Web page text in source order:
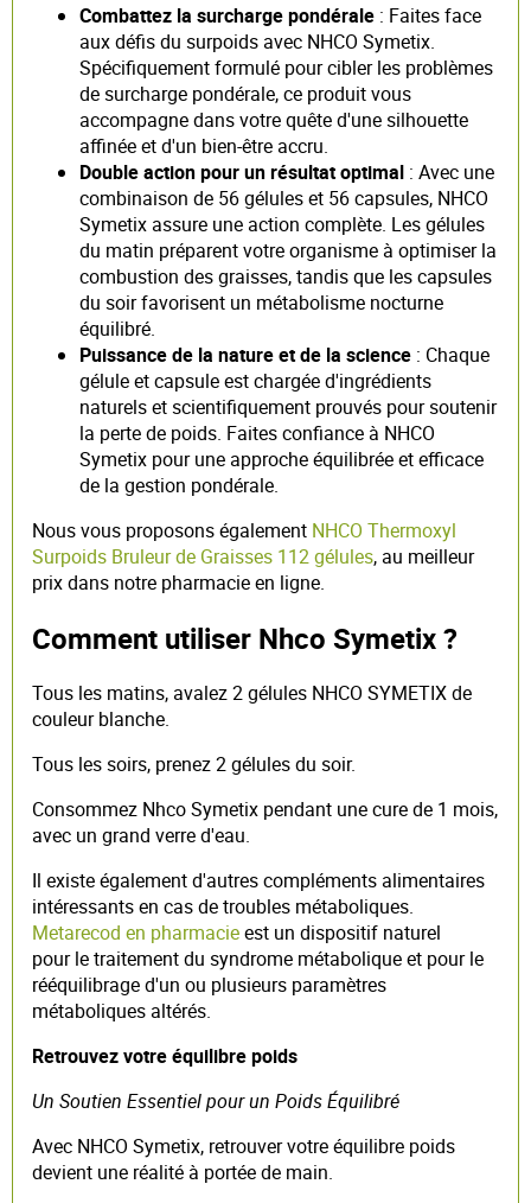
Combattez la surcharge pondérale : Faites face
aux défis du surpoids avec NHCO Symetix.
Spécifiquement formulé pour cibler les problèmes
de surcharge pondérale, ce produit vous
accompagne dans votre quête d'une silhouette
affinée et d'un bien-être accru.
Double action pour un résultat optimal : Avec une
combinaison de 56 gélules et 56 capsules, NHCO
Symetix assure une action complète. Les gélules
du matin préparent votre organisme à optimiser la
combustion des graisses, tandis que les capsules
du soir favorisent un métabolisme nocturne
équilibré.
Puissance de la nature et de la science : Chaque
gélule et capsule est chargée d'ingrédients
naturels et scientifiquement prouvés pour soutenir
la perte de poids. Faites confiance à NHCO
Symetix pour une approche équilibrée et efficace
de la gestion pondérale.
Nous vous proposons également NHCO Thermoxyl
Surpoids Bruleur de Graisses 112 gélules, au meilleur
prix dans notre pharmacie en ligne.
Comment utiliser Nhco Symetix ?
Tous les matins, avalez 2 gélules NHCO SYMETIX de
couleur blanche.
Tous les soirs, prenez 2 gélules du soir.
Consommez Nhco Symetix pendant une cure de 1 mois,
avec un grand verre d'eau.
Il existe également d'autres compléments alimentaires
intéressants en cas de troubles métaboliques.
Metarecod en pharmacieest un dispositif naturel
pour le traitement du syndrome métabolique et pour le
rééquilibrage d'un ou plusieurs paramètres
métaboliques altérés.
Retrouvez votre équilibre poids
Un Soutien Essentiel pour un Poids Équilibré
Avec NHCO Symetix, retrouver votre équilibre poids
devient une réalité à portée de main.